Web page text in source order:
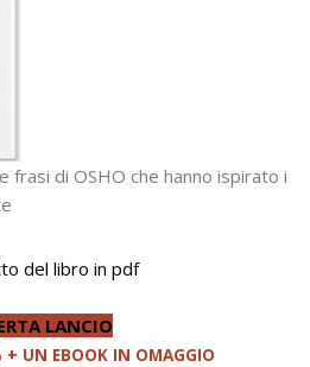
frasi di OSHO che hanno ispirato i
del libro in pdf
LANCIO
+ UN EBOOK IN OMAGGIO